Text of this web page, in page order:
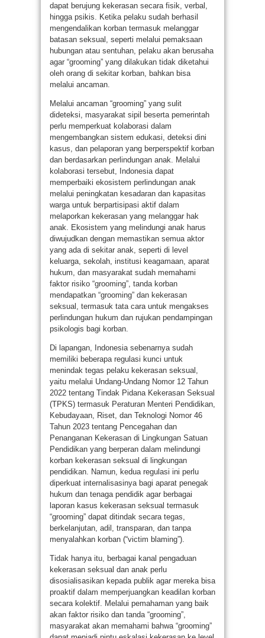
dapat berujung kekerasan secara fisik, verbal,
hingga psikis. Ketika pelaku sudah berhasil
mengendalikan korban termasuk melanggar
batasan seksual, seperti melalui pemaksaan
hubungan atau sentuhan, pelaku akan berusaha
agar “grooming” yang dilakukan tidak diketahui
oleh orang di sekitar korban, bahkan bisa
melalui ancaman.
Melalui ancaman “grooming” yang sulit
dideteksi, masyarakat sipil beserta pemerintah
perlu memperkuat kolaborasi dalam
mengembangkan sistem edukasi, deteksi dini
kasus, dan pelaporan yang berperspektif korban
dan berdasarkan perlindungan anak. Melalui
kolaborasi tersebut, Indonesia dapat
memperbaiki ekosistem perlindungan anak
melalui peningkatan kesadaran dan kapasitas
warga untuk berpartisipasi aktif dalam
melaporkan kekerasan yang melanggar hak
anak. Ekosistem yang melindungi anak harus
diwujudkan dengan memastikan semua aktor
yang ada di sekitar anak, seperti di level
keluarga, sekolah, institusi keagamaan, aparat
hukum, dan masyarakat sudah memahami
faktor risiko “grooming”, tanda korban
mendapatkan “grooming” dan kekerasan
seksual, termasuk tata cara untuk mengakses
perlindungan hukum dan rujukan pendampingan
psikologis bagi korban.
Di lapangan, Indonesia sebenarnya sudah
memiliki beberapa regulasi kunci untuk
menindak tegas pelaku kekerasan seksual,
yaitu melalui Undang-Undang Nomor 12 Tahun
2022 tentang Tindak Pidana Kekerasan Seksual
(TPKS) termasuk Peraturan Menteri Pendidikan,
Kebudayaan, Riset, dan Teknologi Nomor 46
Tahun 2023 tentang Pencegahan dan
Penanganan Kekerasan di Lingkungan Satuan
Pendidikan yang berperan dalam melindungi
korban kekerasan seksual di lingkungan
pendidikan. Namun, kedua regulasi ini perlu
diperkuat internalisasinya bagi aparat penegak
hukum dan tenaga pendidik agar berbagai
laporan kasus kekerasan seksual termasuk
“grooming” dapat ditindak secara tegas,
berkelanjutan, adil, transparan, dan tanpa
menyalahkan korban (“victim blaming”).
Tidak hanya itu, berbagai kanal pengaduan
kekerasan seksual dan anak perlu
disosialisasikan kepada publik agar mereka bisa
proaktif dalam memperjuangkan keadilan korban
secara kolektif. Melalui pemahaman yang baik
akan faktor risiko dan tanda “grooming”,
masyarakat akan memahami bahwa “grooming”